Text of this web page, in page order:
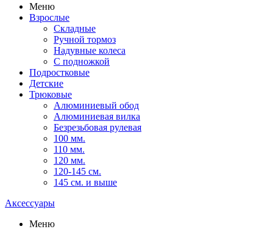
Меню
Взрослые
Складные
Ручной тормоз
Надувные колеса
С подножкой
Подростковые
Детские
Трюковые
Алюминиевый обод
Алюминиевая вилка
Безрезьбовая рулевая
100 мм.
110 мм.
120 мм.
120-145 см.
145 см. и выше
Аксессуары
Меню